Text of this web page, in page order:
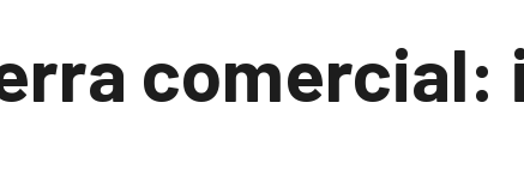
comercial: